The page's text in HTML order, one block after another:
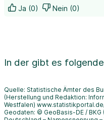
Ja (0) Nein (0)
In der gibt es
Quelle: Statistische Ämter des
(Herstellung und Redaktion:
Westfalen)
Geodaten: © GeoBasis-DE /